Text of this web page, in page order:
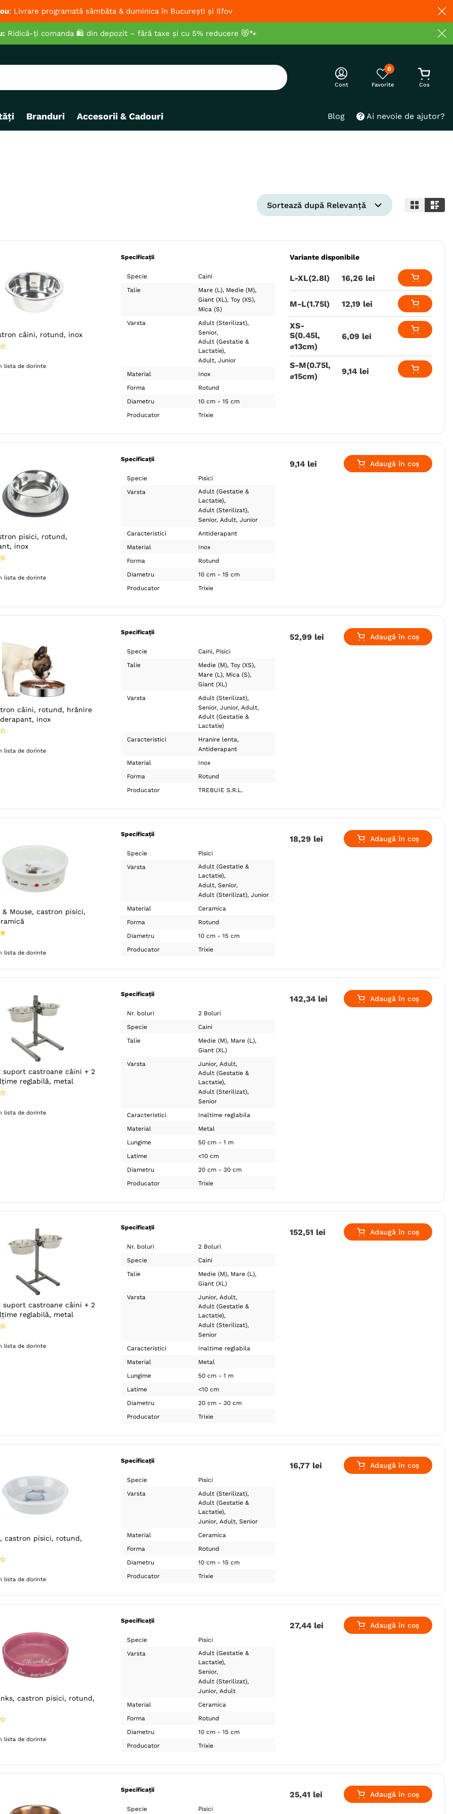
: Livrare programată sâmbăta & duminica în București și Ilfov
Ridică-ți comanda 🛍️ din depozit – fără taxe și cu 5% reducere 😻🐾
Cont
0
Branduri Accesorii & Cadouri Blog Ai nevoie de ajutor?
Sortează după Relevanță
câini, rotund, inox
☆
lista de dorinte
Specificații
Specie
Caini
Talie
Mare (L) Medie (M)
Giant (XL) Toy (XS)
Mica (S)
Varsta
Adult (Sterilizat)
Senior
Adult (Gestatie &
Lactatie)
Adult Junior
Material
Inox
Forma
Rotund
Diametru
10 cm - 15 cm
Producator
Trixie
Variante disponibile
L-XL(2.8l) 16,26 lei
M-L(1.75l) 12,19 lei
XS-
S(0.45l,
⌀13cm)
6,09 lei
S-M(0.75l,
⌀15cm)
9,14 lei
pisici, rotund,
inox
☆
lista de dorinte
Specificații
Specie
Pisici
Varsta
Adult (Gestatie &
Lactatie)
Adult (Sterilizat)
Senior Adult Junior
Caracteristici
Antiderapant
Material
Inox
Forma
Rotund
Diametru
10 cm - 15 cm
Producator
Trixie
9,14 lei Adaugă în coș
câini, rotund, hrănire
inox
☆
lista de dorinte
Specificații
Specie Caini Pisici
Talie
Medie (M) Toy (XS)
Mare (L) Mica (S)
Giant (XL)
Varsta
Adult (Sterilizat)
Senior Junior Adult
Adult (Gestatie &
Lactatie)
Caracteristici
Hranire lenta
Antiderapant
Material
Inox
Forma
Rotund
Producator
TREBUIE S.R.L.
52,99 lei Adaugă în coș
& Mouse, castron pisici,
★
lista de dorinte
Specificații
Specie
Pisici
Varsta
Adult (Gestatie &
Lactatie)
Adult Senior
Adult (Sterilizat) Junior
Material
Ceramica
Forma
Rotund
Diametru
10 cm - 15 cm
Producator
Trixie
18,29 lei Adaugă în coș
suport castroane câini + 2
reglabilă, metal
☆
lista de dorinte
Specificații
Nr. boluri
2 Boluri
Specie
Caini
Talie
Medie (M) Mare (L)
Giant (XL)
Varsta
Junior Adult
Adult (Gestatie &
Lactatie)
Adult (Sterilizat)
Senior
Caracteristici
Inaltime reglabila
Material
Metal
Lungime
50 cm - 1 m
Latime
<10 cm
Diametru
20 cm - 30 cm
Producator
Trixie
142,34 lei Adaugă în coș
suport castroane câini + 2
reglabilă, metal
☆
lista de dorinte
Specificații
Nr. boluri
2 Boluri
Specie
Caini
Talie
Medie (M) Mare (L)
Giant (XL)
Varsta
Junior Adult
Adult (Gestatie &
Lactatie)
Adult (Sterilizat)
Senior
Caracteristici
Inaltime reglabila
Material
Metal
Lungime
50 cm - 1 m
Latime
<10 cm
Diametru
20 cm - 30 cm
Producator
Trixie
152,51 lei Adaugă în coș
castron pisici, rotund,
☆
lista de dorinte
Specificații
Specie
Pisici
Varsta
Adult (Sterilizat)
Adult (Gestatie &
Lactatie)
Junior Adult Senior
Material
Ceramica
Forma
Rotund
Diametru
10 cm - 15 cm
Producator
Trixie
16,77 lei Adaugă în coș
castron pisici, rotund,
☆
lista de dorinte
Specificații
Specie
Pisici
Varsta
Adult (Gestatie &
Lactatie)
Senior
Adult (Sterilizat)
Junior Adult
Material
Ceramica
Forma
Rotund
Diametru
10 cm - 15 cm
Producator
Trixie
27,44 lei Adaugă în coș
Specificații
Specie Pisici
25,41 lei Adaugă în coș